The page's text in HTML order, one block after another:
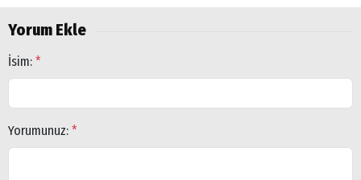
Yorum Ekle
İsim: *
Yorumunuz: *